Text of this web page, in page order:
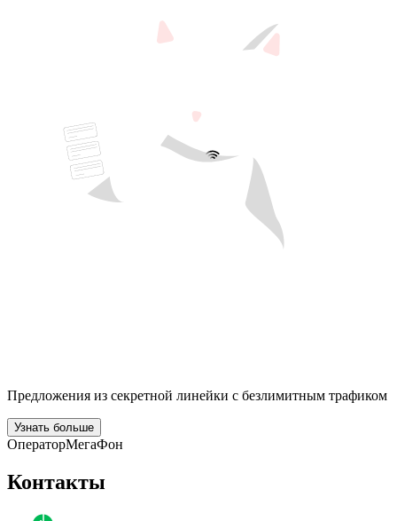
Предложения из секретной линейки с безлимитным трафиком
Узнать больше
ОператорМегаФон
Контакты